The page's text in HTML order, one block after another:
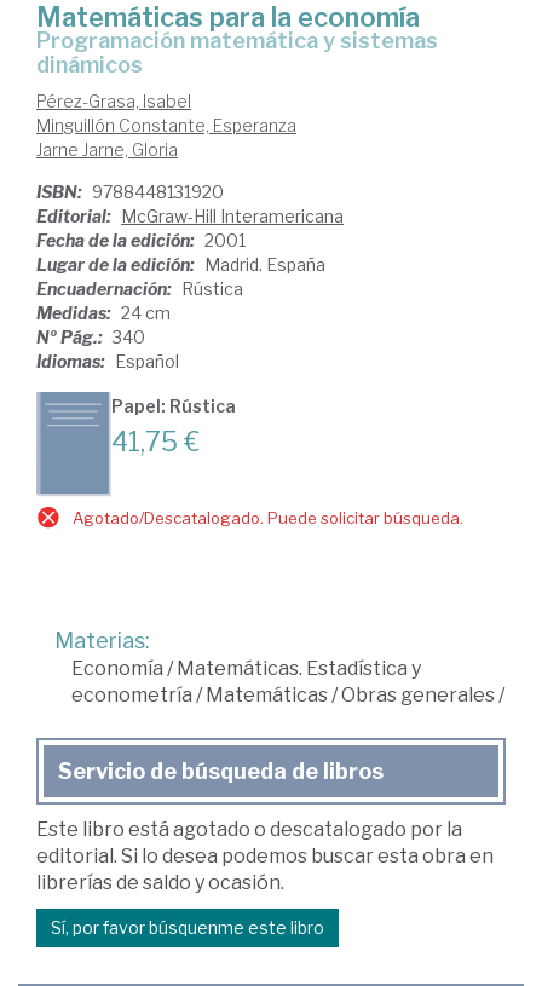
Matemáticas para la economía
programación matemática y sistemas
dinámicos
Pérez-Grasa, Isabel
Minguillón Constante, Esperanza
Jarne Jarne, Gloria
ISBN: 9788448131920
Editorial: McGraw-Hill Interamericana
Fecha de la edición: 2001
Lugar de la edición: Madrid. España
Encuadernación: Rústica
Medidas: 24 cm
Nº Pág.: 340
Idiomas: Español
Papel: Rústica
41,75 €
Agotado/Descatalogado. Puede solicitar búsqueda.
Materias:
Economía /Matemáticas. Estadística y
econometría /Matemáticas/Obras generales/
Servicio de búsqueda de libros
Este libro está agotado o descatalogado por la
editorial. Si lo desea podemos buscar esta obra en
librerías de saldo y ocasión.
Sí, por favor búsquenme este libro